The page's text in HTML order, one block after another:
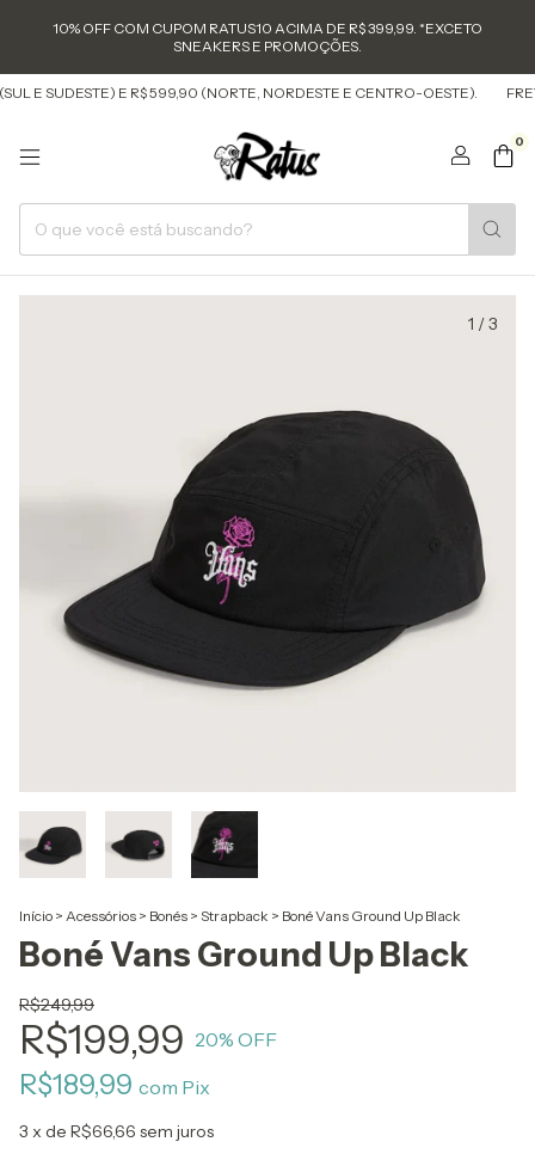
10% OFF COM CUPOM RATUS10 ACIMA DE R$ 399,99. *EXCETO
SNEAKERS E PROMOÇÕES.
E SUDESTE) E R$ 599,90 (NORTE, NORDESTE E CENTRO-OESTE).
0
1 /3
Início > Acessórios > Bonés > Strapback > Boné Vans Ground Up Black
Boné Vans Ground Up Black
R$249,99
R$199,99 20% OFF
R$189,99 com Pix
3 x de R$66,66 sem juros